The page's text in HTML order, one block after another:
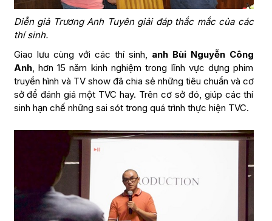
Diễn giả Trương Anh Tuyên giải đáp thắc mắc của các
thí sinh.
Giao lưu cùng với các thí sinh, anh Bùi Nguyễn Công
Anh, hơn 15 năm kinh nghiệm trong lĩnh vực dựng phim
truyền hình và TV show đã chia sẻ những tiêu chuẩn và cơ
sở để đánh giá một TVC hay. Trên cơ sở đó, giúp các thí
sinh hạn chế những sai sót trong quá trình thực hiện TVC.